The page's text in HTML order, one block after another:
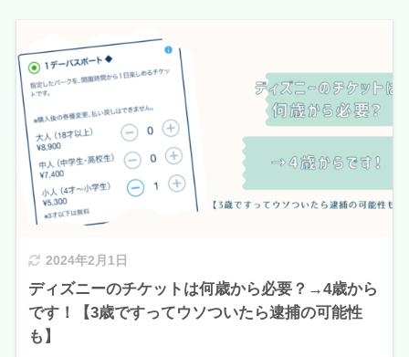
2024年2月1日
ディズニーのチケットは何歳から必要？→4歳から
です！【3歳ですってウソついたら逮捕の可能性
も】